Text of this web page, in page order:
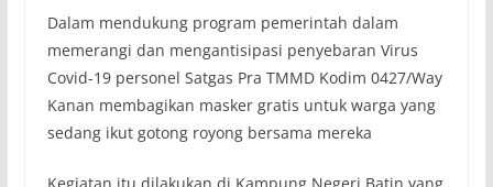
Dalam mendukung program pemerintah dalam
memerangi dan mengantisipasi penyebaran Virus
Covid-19 personel Satgas Pra TMMD Kodim 0427/Way
Kanan membagikan masker gratis untuk warga yang
sedang ikut gotong royong bersama mereka